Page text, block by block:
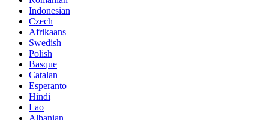
Indonesian
Czech
Afrikaans
Swedish
Polish
Basque
Catalan
Esperanto
Hindi
Lao